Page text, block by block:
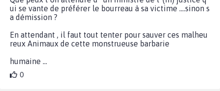
ui se vante de préférer le bourreau à sa victime ....sinon s
a démission ?
En attendant , il faut tout tenter pour sauver ces malheu
reux Animaux de cette monstrueuse barbarie
humaine ...
0